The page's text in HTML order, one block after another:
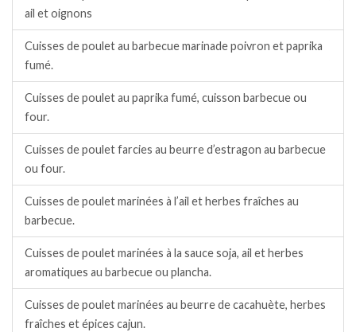
ail et oignons
Cuisses de poulet au barbecue marinade poivron et paprika
fumé.
Cuisses de poulet au paprika fumé, cuisson barbecue ou
four.
Cuisses de poulet farcies au beurre d’estragon au barbecue
ou four.
Cuisses de poulet marinées à l’ail et herbes fraîches au
barbecue.
Cuisses de poulet marinées à la sauce soja, ail et herbes
aromatiques au barbecue ou plancha.
Cuisses de poulet marinées au beurre de cacahuète, herbes
fraîches et épices cajun.